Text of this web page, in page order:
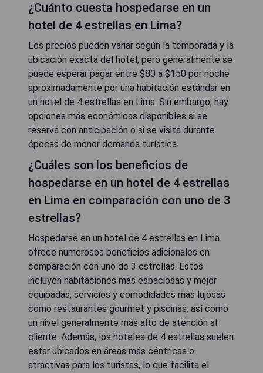
¿Cuánto cuesta hospedarse en un
hotel de 4 estrellas en Lima?
Los precios pueden variar según la temporada y la
ubicación exacta del hotel, pero generalmente se
puede esperar pagar entre $80 a $150 por noche
aproximadamente por una habitación estándar en
un hotel de 4 estrellas en Lima. Sin embargo, hay
opciones más económicas disponibles si se
reserva con anticipación o si se visita durante
épocas de menor demanda turística.
¿Cuáles son los beneficios de
hospedarse en un hotel de 4 estrellas
en Lima en comparación con uno de 3
estrellas?
Hospedarse en un hotel de 4 estrellas en Lima
ofrece numerosos beneficios adicionales en
comparación con uno de 3 estrellas. Estos
incluyen habitaciones más espaciosas y mejor
equipadas, servicios y comodidades más lujosas
como restaurantes gourmet y piscinas, así como
un nivel generalmente más alto de atención al
cliente. Además, los hoteles de 4 estrellas suelen
estar ubicados en áreas más céntricas o
atractivas para los turistas, lo que facilita el